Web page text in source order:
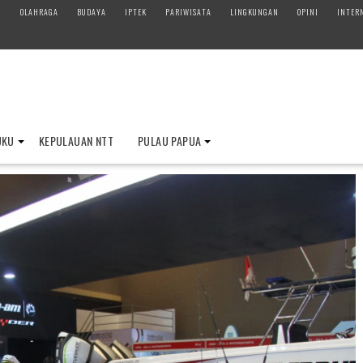
OLAHRAGA BUDAYA IPTEK PARIWISATA LINGKUNGAN OPINI
KEPULAUAN NTT PULAU PAPUA